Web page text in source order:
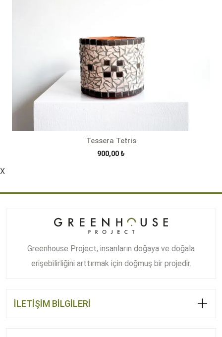
Tessera Tetris
900,00 ₺
X
Greenhouse Project, insanların doğaya ve doğala
erişebilirliğini arttırmak için doğmuş bir projedir.
İLETİŞİM BİLGİLERİ